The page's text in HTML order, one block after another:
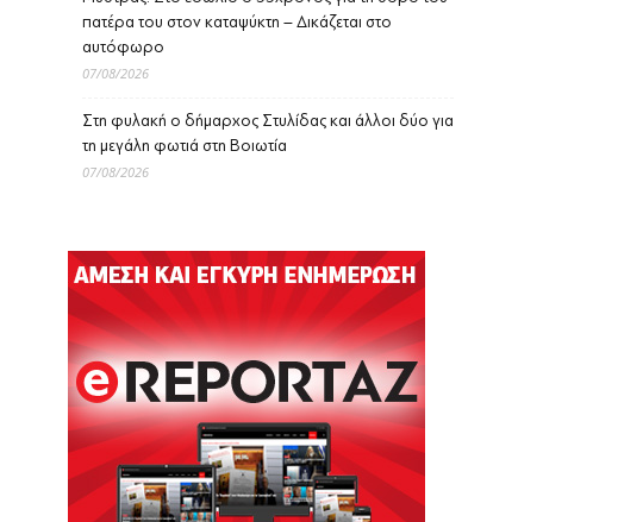
πατέρα του στον καταψύκτη – Δικάζεται στο
αυτόφωρο
07/08/2026
Στη φυλακή ο δήμαρχος Στυλίδας και άλλοι δύο για
τη μεγάλη φωτιά στη Βοιωτία
07/08/2026